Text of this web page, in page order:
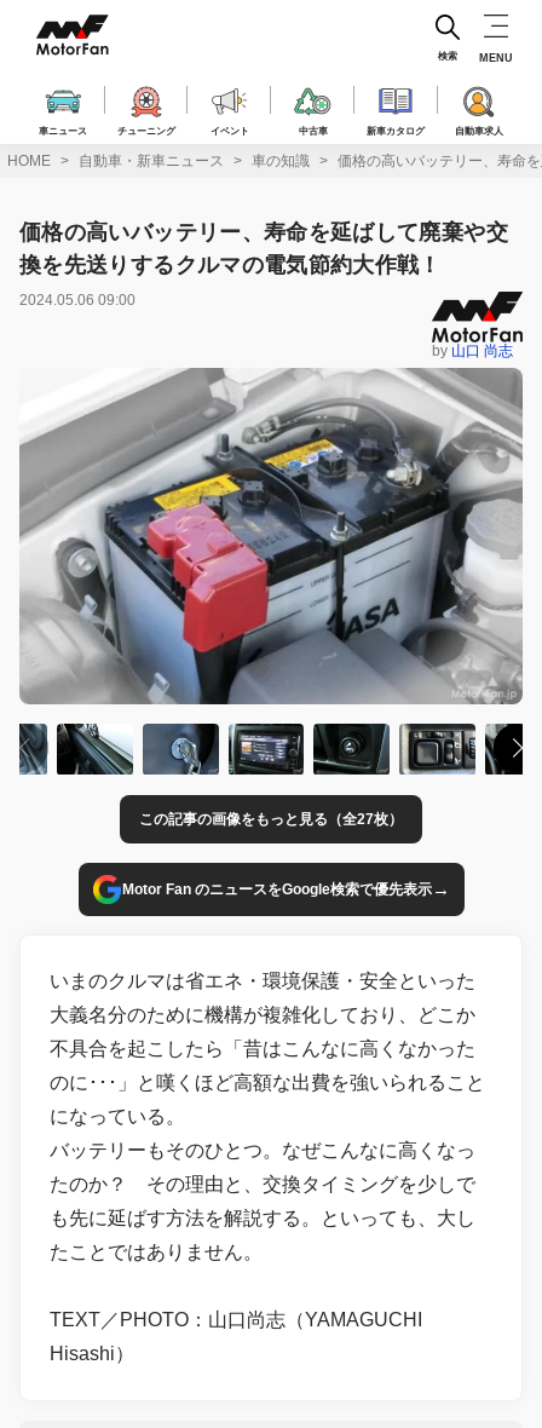
ス
車ニュース チューニング イベント 中古車 新車カタログ 自動車求人
検索 MENU
HOME 自動車・新車ニュース 車の知識 価格の高いバッテリー、寿命
価格の高いバッテリー、寿命を延ばして廃棄や交
換を先送りするクルマの電気節約大作戦！
2024.05.06 09:00
by 山口 尚志
この記事の画像をもっと見る（全27枚）
Motor Fan のニュースをGoogle検索で優先表示→
いまのクルマは省エネ・環境保護・安全といった
大義名分のために機構が複雑化しており、どこか
不具合を起こしたら「昔はこんなに高くなかった
のに･･･」と嘆くほど高額な出費を強いられること
になっている。
バッテリーもそのひとつ。なぜこんなに高くなっ
たのか？ その理由と、交換タイミングを少しで
も先に延ばす方法を解説する。といっても、大し
たことではありません。
TEXT／PHOTO：山口尚志（YAMAGUCHI
Hisashi）